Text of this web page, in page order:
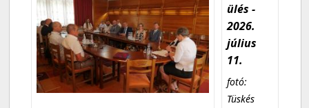
ülés -
2026.
július
11.
fotó:
Tüskés